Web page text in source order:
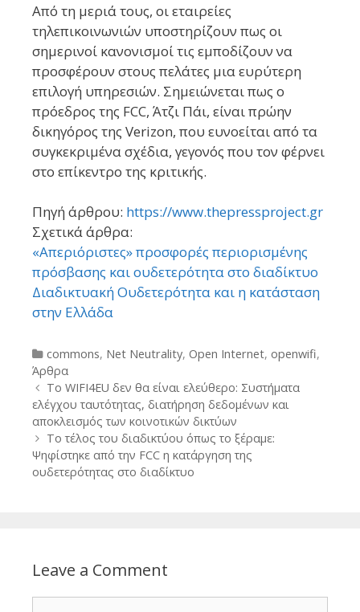
Από τη μεριά τους, οι εταιρείες
τηλεπικοινωνιών υποστηρίζουν πως οι
σημερινοί κανονισμοί τις εμποδίζουν να
προσφέρουν στους πελάτες μια ευρύτερη
επιλογή υπηρεσιών. Σημειώνεται πως ο
πρόεδρος της FCC, Άτζι Πάι, είναι πρώην
δικηγόρος της Verizon, που ευνοείται από τα
συγκεκριμένα σχέδια, γεγονός που τον φέρνει
στο επίκεντρο της κριτικής.
Πηγή άρθρου: https://www.thepressproject.gr
Σχετικά άρθρα:
«Απεριόριστες» προσφορές περιορισμένης
πρόσβασης και ουδετερότητα στο διαδίκτυο
Διαδικτυακή Ουδετερότητα και η κατάσταση
στην Ελλάδα
Categories
commons, Net Neutrality, Open Internet, openwifi,
Άρθρα
Post
navigation
Το WIFI4EU δεν θα είναι ελεύθερο: Συστήματα
ελέγχου ταυτότητας, διατήρηση δεδομένων και
αποκλεισμός των κοινοτικών δικτύων
Το τέλος του διαδικτύου όπως το ξέραμε:
Ψηφίστηκε από την FCC η κατάργηση της
ουδετερότητας στο διαδίκτυο
Leave a Comment